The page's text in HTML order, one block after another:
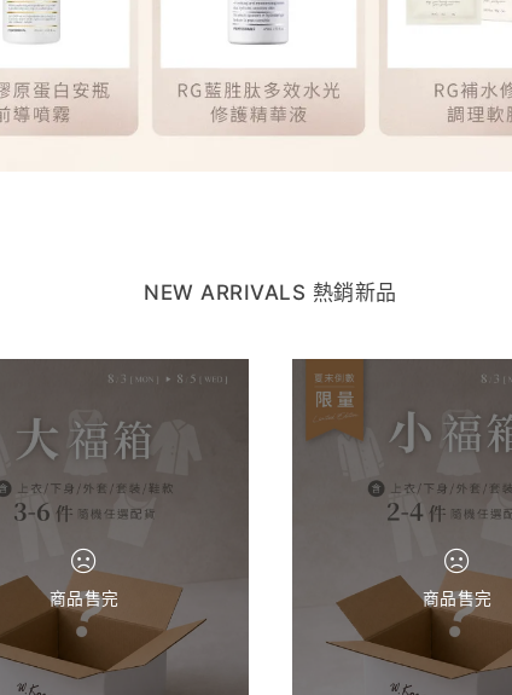
NEW ARRIVALS 熱銷新品
商品售完 商品售完